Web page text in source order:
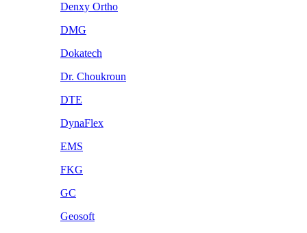
Denxy Ortho
DMG
Dokatech
Dr. Choukroun
DTE
DynaFlex
EMS
FKG
GC
Geosoft